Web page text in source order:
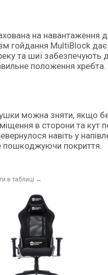
на навантаження
гойдання MultiBlock дає
та шиї
положення хребта.
можна зняти, якщо
в сторони та
навіть у
пошкоджуючи покриття.
в таблиці →